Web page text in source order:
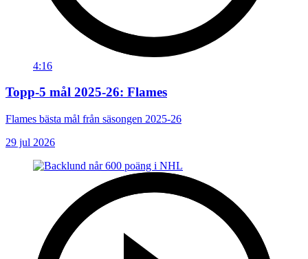
4:16
Topp-5 mål 2025-26: Flames
Flames bästa mål från säsongen 2025-26
29 jul 2026